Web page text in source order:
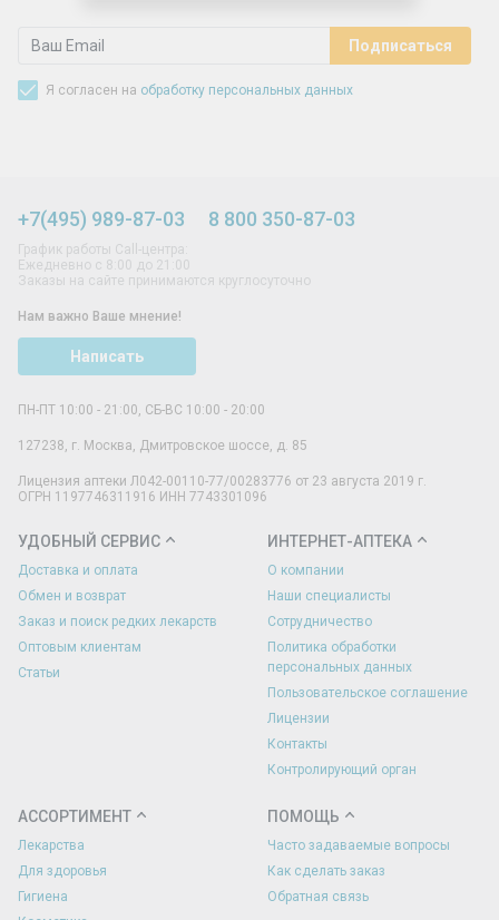
Я согласен на обработку персональных данных
+7(495) 989-87-03 8 800 350-87-03
График работы Call-центра:
Ежедневно с 8:00 до 21:00
Заказы на сайте принимаются круглосуточно
Нам важно Ваше мнение!
Написать
ПН-ПТ 10:00 - 21:00, СБ-ВС 10:00 - 20:00
127238, г. Москва, Дмитровское шоссе, д. 85
Лицензия аптеки Л042-00110-77/00283776 от 23 августа 2019 г.
ОГРН 1197746311916 ИНН 7743301096
УДОБНЫЙ СЕРВИС
Доставка и оплата
Обмен и возврат
Заказ и поиск редких лекарств
Оптовым клиентам
Статьи
ИНТЕРНЕТ-АПТЕКА
О компании
Наши специалисты
Сотрудничество
Политика обработки
персональных данных
Пользовательское соглашение
Лицензии
Контакты
Контролирующий орган
АССОРТИМЕНТ
Лекарства
Для здоровья
Гигиена
ПОМОЩЬ
Часто задаваемые вопросы
Как сделать заказ
Обратная связь